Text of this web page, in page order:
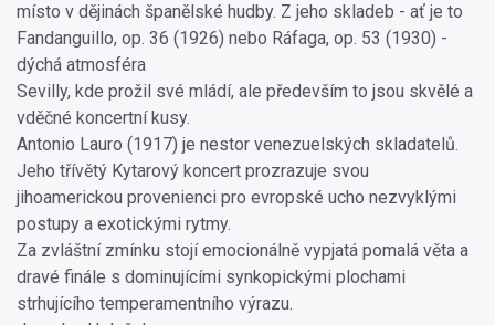
místo v dějinách španělské hudby. Z jeho skladeb - ať je to
Fandanguillo, op. 36 (1926) nebo Ráfaga, op. 53 (1930) -
dýchá atmosféra
Sevilly, kde prožil své mládí, ale především to jsou skvělé a
vděčné koncertní kusy.
Antonio Lauro (1917) je nestor venezuelských skladatelů.
Jeho třívětý Kytarový koncert prozrazuje svou
jihoamerickou provenienci pro evropské ucho nezvyklými
postupy a exotickými rytmy.
Za zvláštní zmínku stojí emocionálně vypjatá pomalá věta a
dravé finále s dominujícími synkopickými plochami
strhujícího temperamentního výrazu.